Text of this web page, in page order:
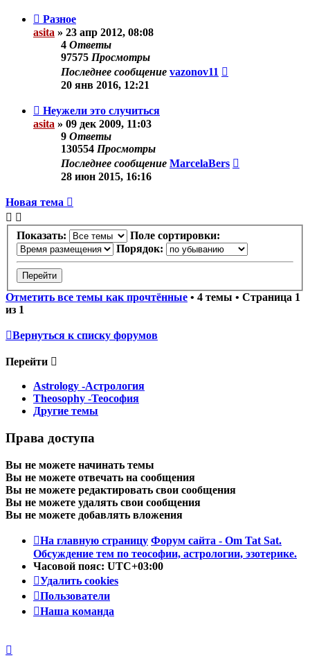
Разное
asita » 23 апр 2012, 08:08
4 Ответы
97575 Просмотры
Последнее сообщение vazonov11
20 янв 2016, 12:21
Неужели это случиться
asita » 09 дек 2009, 11:03
9 Ответы
130554 Просмотры
Последнее сообщение MarcelaBers
28 июн 2015, 16:16
Новая тема
Показать:
Поле сортировки:
Порядок:
Отметить все темы как прочтённые • 4 темы • Страница 1
из 1
Вернуться к списку форумов
Перейти
Astrology -Астрология
Theosophy -Теософия
Другие темы
Права доступа
Вы не можете начинать темы
Вы не можете отвечать на сообщения
Вы не можете редактировать свои сообщения
Вы не можете удалять свои сообщения
Вы не можете добавлять вложения
На главную страницу Форум сайта - Om Tat Sat.
Обсуждение тем по теософии, астрологии, эзотерике.
Часовой пояс: UTC+03:00
Удалить cookies
Пользователи
Наша команда